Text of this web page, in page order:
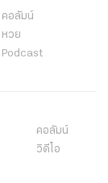
คอลัมน์
หวย
Podcast
คอลัมน์
วิดีโอ